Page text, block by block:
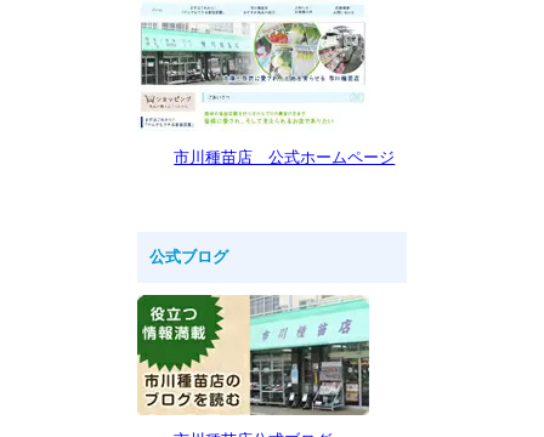
市川種苗店 公式ホームページ
公式ブログ